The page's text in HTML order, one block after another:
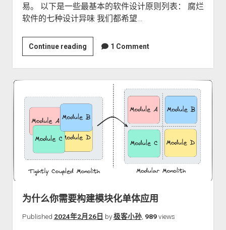
易。 以下是一些最基本的软件设计原则列表： 腐烂
软件的七种设计异味 我们都希望…
Continue reading你
应
该
知
的
主
要
设
则
1 Comment
为什么你需要构建模块化单体应用
Published 2024年2月26日 by极客小孙, 989views